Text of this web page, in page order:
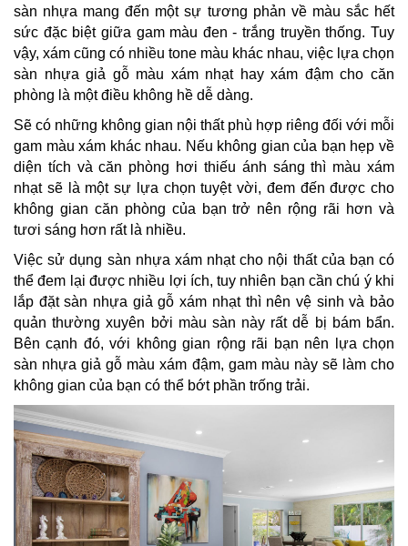
sàn nhựa mang đến một sự tương phản về màu sắc hết
sức đặc biệt giữa gam màu đen - trắng truyền thống. Tuy
vậy, xám cũng có nhiều tone màu khác nhau, việc lựa chọn
sàn nhựa giả gỗ màu xám nhạt hay xám đậm cho căn
phòng là một điều không hề dễ dàng.
Sẽ có những không gian nội thất phù hợp riêng đối với mỗi
gam màu xám khác nhau. Nếu không gian của bạn hẹp về
diện tích và căn phòng hơi thiếu ánh sáng thì màu xám
nhạt sẽ là một sự lựa chọn tuyệt vời, đem đến được cho
không gian căn phòng của bạn trở nên rộng rãi hơn và
tươi sáng hơn rất là nhiều.
Việc sử dụng sàn nhựa xám nhạt cho nội thất của bạn có
thể đem lại được nhiều lợi ích, tuy nhiên bạn cần chú ý khi
lắp đặt sàn nhựa giả gỗ xám nhạt thì nên vệ sinh và bảo
quản thường xuyên bởi màu sàn này rất dễ bị bám bẩn.
Bên cạnh đó, với không gian rộng rãi bạn nên lựa chọn
sàn nhựa giả gỗ màu xám đậm, gam màu này sẽ làm cho
không gian của bạn có thể bớt phần trống trải.